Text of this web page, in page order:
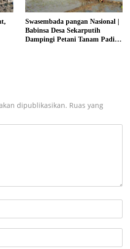
Swasembada pangan Nasional |
Babinsa Desa Sekarputih
Dampingi Petani Tanam Padi,
dipublikasikan. Ruas yang